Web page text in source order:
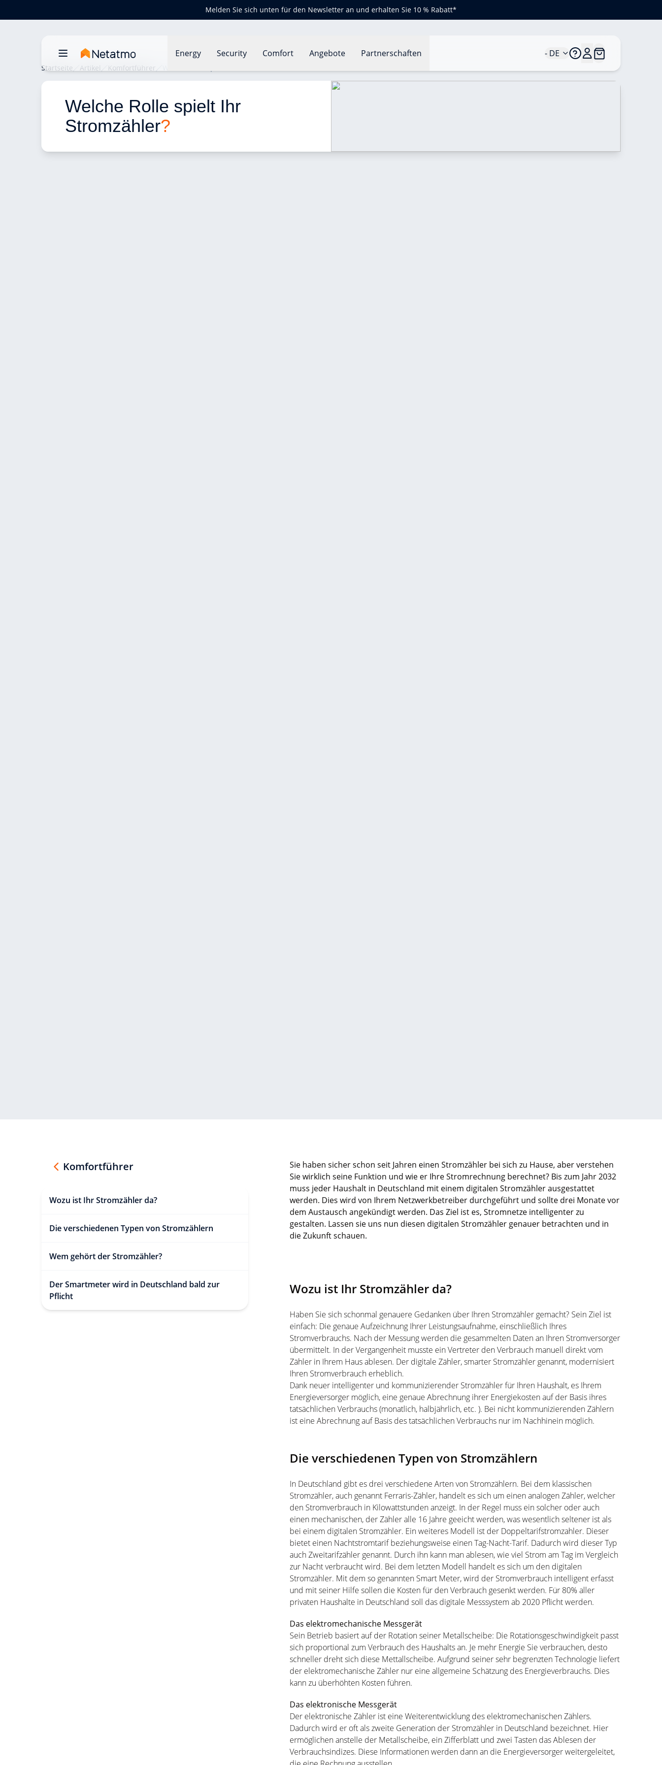
Melden Sie sich unten für den Newsletter an und erhalten Sie 10 % Rabatt*
Energy Security Comfort Angebote Partnerschaften - DE
Startseite Artikel Komfortführer
Welche Rolle spielt Ihr
Stromzähler?
Komfortführer
Wozu ist Ihr Stromzähler da?
Die verschiedenen Typen von Stromzählern
Wem gehört der Stromzähler?
Der Smartmeter wird in Deutschland bald zur
Pflicht
Sie haben sicher schon seit Jahren einen Stromzähler bei sich zu Hause, aber verstehen
Sie wirklich seine Funktion und wie er Ihre Stromrechnung berechnet? Bis zum Jahr 2032
muss jeder Haushalt in Deutschland mit einem digitalen Stromzähler ausgestattet
werden. Dies wird von Ihrem Netzwerkbetreiber durchgeführt und sollte drei Monate vor
dem Austausch angekündigt werden. Das Ziel ist es, Stromnetze intelligenter zu
gestalten. Lassen sie uns nun diesen digitalen Stromzähler genauer betrachten und in
die Zukunft schauen.
Wozu ist Ihr Stromzähler da?
Haben Sie sich schonmal genauere Gedanken über Ihren Stromzähler gemacht? Sein Ziel ist
einfach: Die genaue Aufzeichnung Ihrer Leistungsaufnahme, einschließlich Ihres
Stromverbrauchs. Nach der Messung werden die gesammelten Daten an Ihren Stromversorger
übermittelt. In der Vergangenheit musste ein Vertreter den Verbrauch manuell direkt vom
Zähler in Ihrem Haus ablesen. Der digitale Zähler, smarter Stromzähler genannt, modernisiert
Ihren Stromverbrauch erheblich.
Dank neuer intelligenter und kommunizierender Stromzähler für Ihren Haushalt, es Ihrem
Energieversorger möglich, eine genaue Abrechnung ihrer Energiekosten auf der Basis ihres
tatsächlichen Verbrauchs (monatlich, halbjährlich, etc. ). Bei nicht kommunizierenden Zählern
ist eine Abrechnung auf Basis des tatsächlichen Verbrauchs nur im Nachhinein möglich.
Die verschiedenen Typen von Stromzählern
In Deutschland gibt es drei verschiedene Arten von Stromzählern. Bei dem klassischen
Stromzähler, auch genannt Ferraris-Zähler, handelt es sich um einen analogen Zähler, welcher
den Stromverbrauch in Kilowattstunden anzeigt. In der Regel muss ein solcher oder auch
einen mechanischen, der Zähler alle 16 Jahre geeicht werden, was wesentlich seltener ist als
bei einem digitalen Stromzähler. Ein weiteres Modell ist der Doppeltarifstromzahler. Dieser
bietet einen Nachtstromtarif beziehungsweise einen Tag-Nacht-Tarif. Dadurch wird dieser Typ
auch Zweitarifzähler genannt. Durch ihn kann man ablesen, wie viel Strom am Tag im Vergleich
zur Nacht verbraucht wird. Bei dem letzten Modell handelt es sich um den digitalen
Stromzähler. Mit dem so genannten Smart Meter, wird der Stromverbrauch intelligent erfasst
und mit seiner Hilfe sollen die Kosten für den Verbrauch gesenkt werden. Für 80% aller
privaten Haushalte in Deutschland soll das digitale Messsystem ab 2020 Pflicht werden.
Das elektromechanische Messgerät
Sein Betrieb basiert auf der Rotation seiner Metallscheibe: Die Rotationsgeschwindigkeit passt
sich proportional zum Verbrauch des Haushalts an. Je mehr Energie Sie verbrauchen, desto
schneller dreht sich diese Mettallscheibe. Aufgrund seiner sehr begrenzten Technologie liefert
der elektromechanische Zähler nur eine allgemeine Schätzung des Energieverbrauchs. Dies
kann zu überhöhten Kosten führen.
Das elektronische Messgerät
Der elektronische Zähler ist eine Weiterentwicklung des elektromechanischen Zählers.
Dadurch wird er oft als zweite Generation der Stromzähler in Deutschland bezeichnet. Hier
ermöglichen anstelle der Metallscheibe, ein Zifferblatt und zwei Tasten das Ablesen der
Verbrauchsindizes. Diese Informationen werden dann an die Energieversorger weitergeleitet,